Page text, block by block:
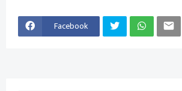
Facebook